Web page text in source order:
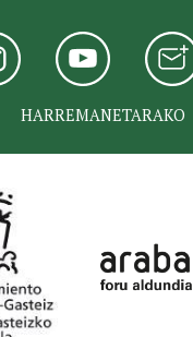
HARREMANETARAKO